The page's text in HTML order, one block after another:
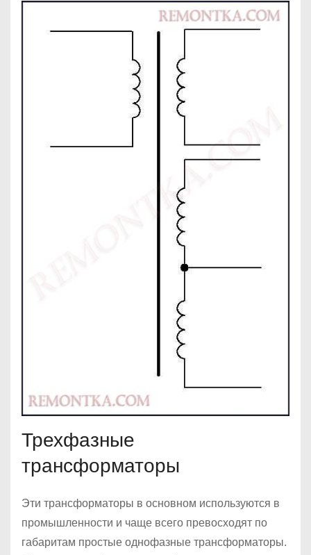
Трехфазные
трансформаторы
Эти трансформаторы в основном используются в
промышленности и чаще всего превосходят по
габаритам простые однофазные трансформаторы.